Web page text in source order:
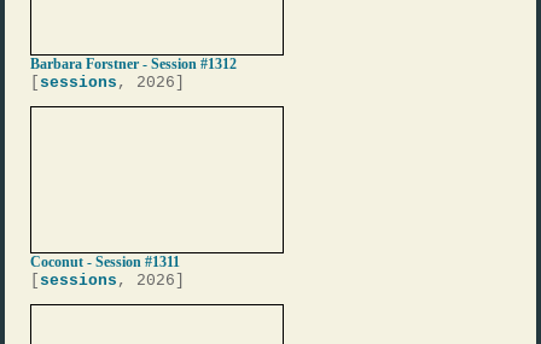
Barbara Forstner - Session #1312
sessions , 2026]
Coconut - Session #1311
sessions , 2026]